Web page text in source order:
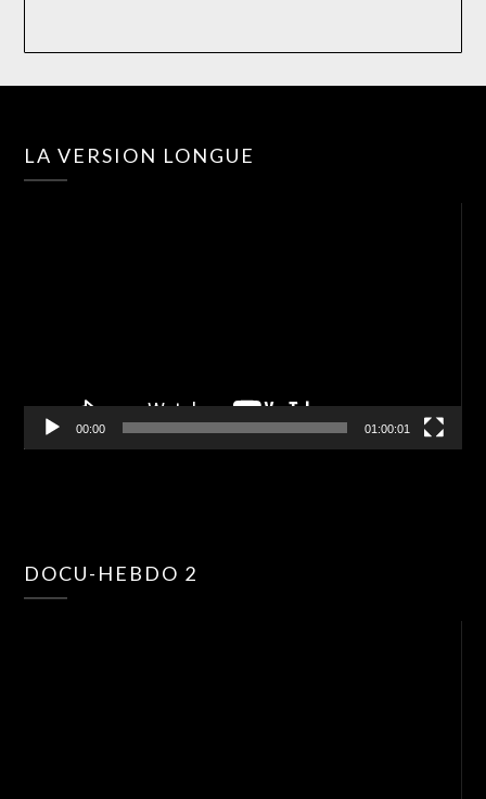
LA VERSION LONGUE
00:00 01:00:01
DOCU-HEBDO 2